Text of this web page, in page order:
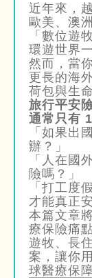
近年來，
歐美、澳
「數位遊
環遊世界
然而，當
更長的海
荷包與生
旅行平安
通常只有
「如果出
辦？」
「人在國
險嗎？」
「打工度
才能真正
本篇文章
療保險痛
遊牧、長
案，讓你
球醫療保障